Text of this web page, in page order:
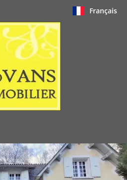
Français